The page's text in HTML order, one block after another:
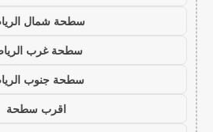
سطحة شمال
سطحة غرب
سطحة جنوب
اقرب سطحة